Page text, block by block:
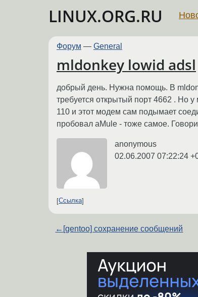
LINUX.ORG.RU
Форум — General
mldonkey lowid adsl
добрый день. Нужна помощь. В
требуется открытый порт 4662 . Но
110 и этот модем сам подымает
пробовал aMule - тоже самое.
anonymous
02.06.2007 07:22:24
Ссылка
← [gentoo] сохранение сообщений